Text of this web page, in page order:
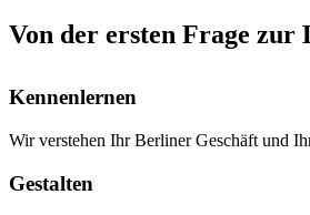
Von der ersten Frage zur
Kennenlernen
Wir verstehen Ihr Berliner Geschäft und
Gestalten